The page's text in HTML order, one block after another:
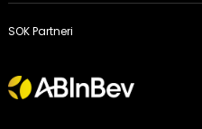
SOK Partneri